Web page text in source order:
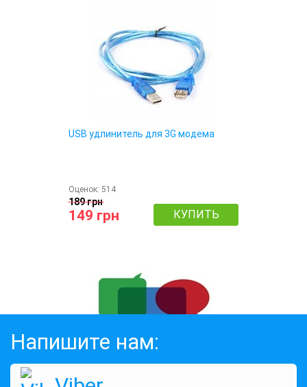
USB удлинитель для 3G модема
Оценок: 514
189 грн
149 грн КУПИТЬ
Не контрактный тариф "Мобильный
Напишите нам: